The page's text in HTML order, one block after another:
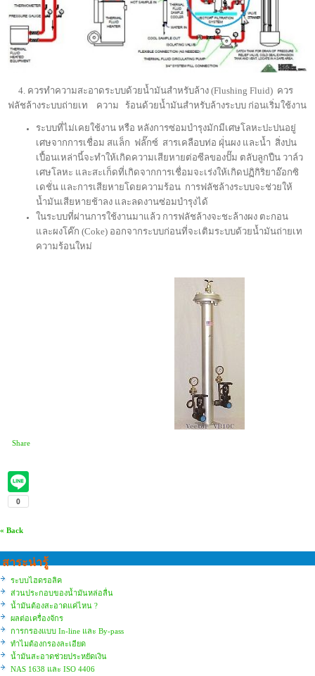
4. ควรทำความสะอาดระบบด้วยน้ำมันสำหรับล้าง (Flushing Fluid) ควร
ฟลัชล้างระบบถ่ายเท ความ ร้อนด้วยน้ำมันสำหรับล้างระบบ ก่อนเริ่มใช้งาน
ระบบที่ไม่เคยใช้งาน หรือ หลังการซ่อมบำรุงมักมีเศษโลหะปะปนอยู่
เศษจากการเชื่อม สแล็ก ฟลั๊กซ์ สารเคลือบท่อ ฝุ่่นผง และน้ำ สิ่งปน
เปื้อนเหล่านี้จะทำให้เกิดความเสียหายต่อซีลของปั๊ม ตลับลูกปืน วาล์ว
เศษโลหะ และสะเก็ดที่เกิดจากการเชื่อมจะเร่งให้เกิดปฏิกิริยาอ๊อกซิ
เดชั่น และการเสียหายโดยความร้อน การฟลัชล้างระบบจะช่วยให้
น้ำมันเสียหายช้าลง และลดงานซ่อมบำรุงได้
ในระบบที่ผ่านการใช้งานมาแล้ว การฟลัชล้างจะชะล้างผง ตะกอน
และผงโค๊ก (Coke) ออกจากระบบก่อนที่จะเติมระบบด้วยน้ำมันถ่ายเท
ความร้อนใหม่
Share
« Back
สาระน่ารู้
ระบบไฮดรอลิค
ส่วนประกอบของน้ำมันหล่อลื่น
น้ำมันต้องสะอาดแค่ไหน ?
ผลต่อเครื่องจักร
การกรองแบบ In-line และ By-pass
ทำไมต้องกรองละเอียด
น้ำมันสะอาดช่วยประหยัดเงิน
NAS 1638 และ ISO 4406